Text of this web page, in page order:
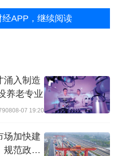
场建设有序推进。
，较上年同期提高
市场建设稳步推进。
举报
APP，继续阅读
涌入制造
养老专业
08-07 19:20
场加快建
规范政府